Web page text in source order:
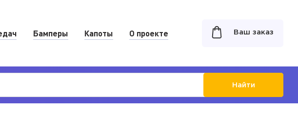
Бамперы Капоты О проекте Ваш заказ
Найти